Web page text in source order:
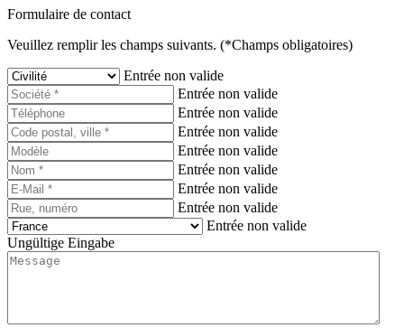
Formulaire de contact
Veuillez remplir les champs suivants. (*Champs obligatoires)
Entrée non valide
Entrée non valide
Entrée non valide
Entrée non valide
Entrée non valide
Entrée non valide
Entrée non valide
Entrée non valide
Entrée non valide
Ungültige Eingabe